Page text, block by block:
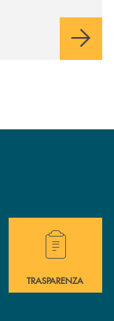
Hai bisogno di
TRASPARENZA